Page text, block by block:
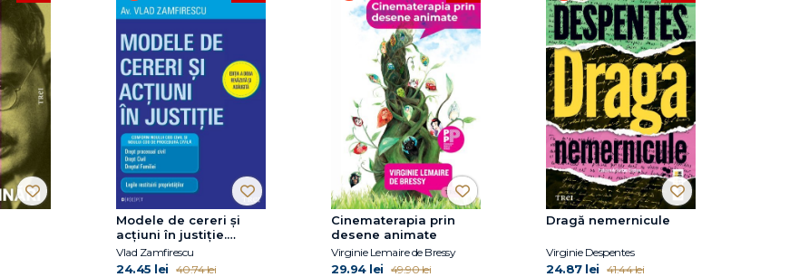
Modele de cereri şi
acţiuni în justiţie.
Ediţia a doua revăzută
şi adăugită
Vlad Zamfirescu
24.45 lei 40.74 lei
Cinematerapia prin
desene animate
Virginie Lemaire de Bressy
29.94 lei 49.90 lei
Dragă nemernicule
Virginie Despentes
24.87 lei 41.44 lei